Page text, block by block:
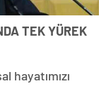
TEK YÜREK
hayatımızı